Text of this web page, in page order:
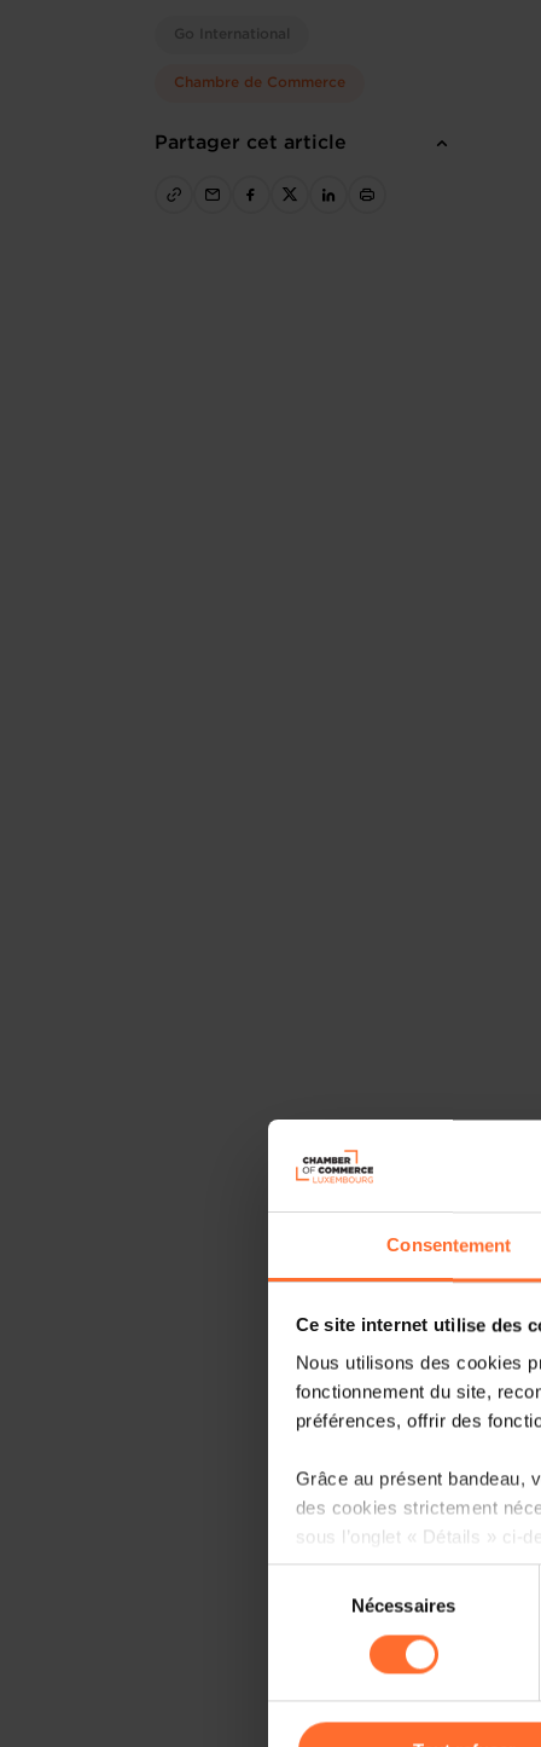
Consentement
Ce site internet utilise des
Nous utilisons des cookies
fonctionnement du site,
préférences, offrir des
Grâce au présent bandeau,
des cookies strictement
sous l’onglet « Détails » ci-
Il est précisé que la
cas de refus de tous les
gauche de chaque page.
consentement
Nécessaires
Go International
Chambre de Commerce
Partager cet article